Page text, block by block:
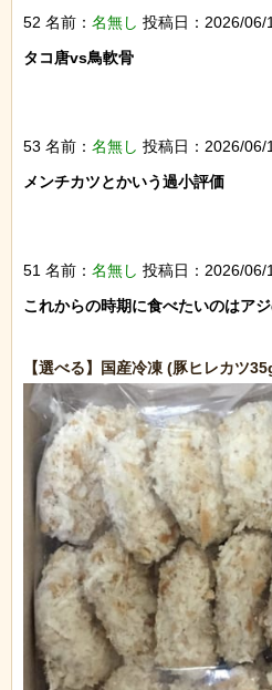
52 名前： 名無し 投稿日：2026/
タコ唐vs鳥軟骨
53 名前： 名無し 投稿日：2026/
メンチカツとかいう過小評価
51 名前： 名無し 投稿日：2026/
これからの時期に食べたいのはア